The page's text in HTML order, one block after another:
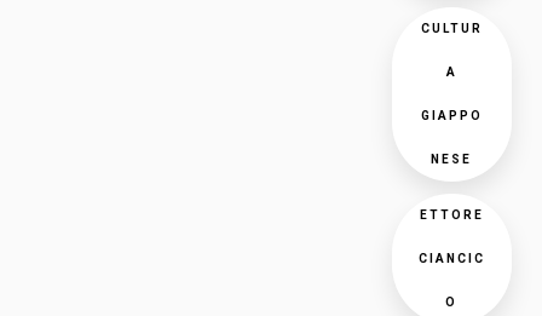
CULTUR
A
GIAPPO
NESE
ETTORE
CIANCIC
O